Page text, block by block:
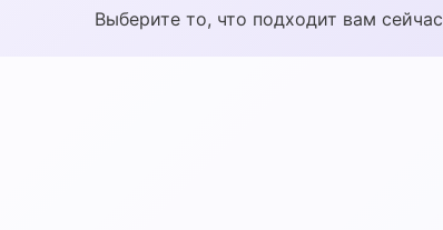
Выберите то, что подходит вам сейчас